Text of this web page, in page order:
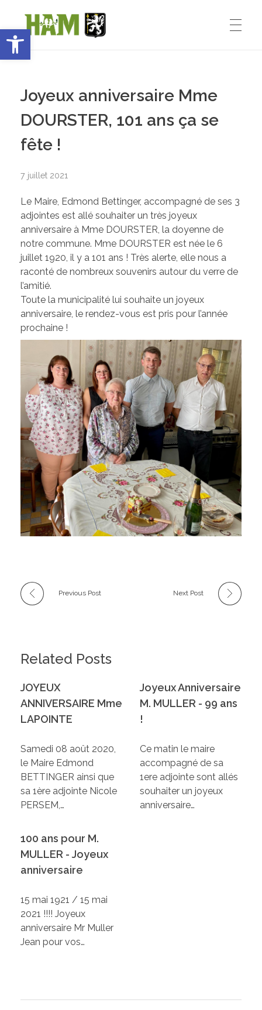
Ouvrir la barre d’outils
Ham-sous-Varsberg
VIE MUNICIPALE
Le Maire : Edmond Bettinger
Les élus de la CCW
Les délibérations du Conseil Municipal
VIE PRATIQUE
Les Entreprises de Ham
Les Associations de Ham
Permanences
Cartes et Plans
Assainissement
Code de bonne conduite
Règlement du Cimetière
DICRIM
SPORT ET ENSEIGNEMENT
Inscriptions scolaires
ACTUALITÉS
Joyeux anniversaire Mme
DOURSTER, 101 ans ça se
fête !
7 juillet 2021
Le Maire, Edmond Bettinger, accompagné de ses 3
adjointes est allé souhaiter un très joyeux
anniversaire à Mme DOURSTER, la doyenne de
notre commune. Mme DOURSTER est née le 6
juillet 1920, il y a 101 ans ! Très alerte, elle nous a
raconté de nombreux souvenirs autour du verre de
l’amitié.
Toute la municipalité lui souhaite un joyeux
anniversaire, le rendez-vous est pris pour l’année
prochaine !
Previous Post Next Post
Related Posts
JOYEUX
ANNIVERSAIRE Mme
LAPOINTE
Samedi 08 août 2020,
le Maire Edmond
BETTINGER ainsi que
sa 1ère adjointe Nicole
PERSEM,…
Joyeux Anniversaire
M. MULLER - 99 ans
!
Ce matin le maire
accompagné de sa
1ere adjointe sont allés
souhaiter un joyeux
anniversaire…
100 ans pour M.
MULLER - Joyeux
anniversaire
15 mai 1921 / 15 mai
2021 !!!! Joyeux
anniversaire Mr Muller
Jean pour vos…